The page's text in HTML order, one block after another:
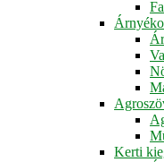
Kerti